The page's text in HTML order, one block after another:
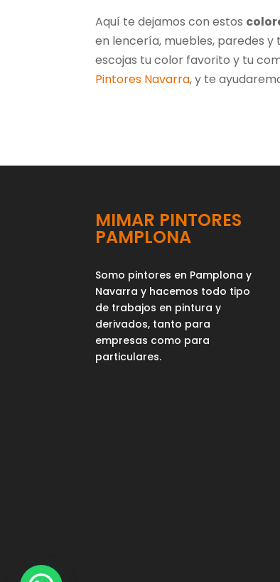
Aquí te dejamos con estos
en lencería, muebles, paredes y
escojas tu color favorito y tu
Pintores Navarra, y te
MIMAR PINTORES
PAMPLONA
Somo pintores en Pamplona y
Navarra y hacemos todo tipo
de trabajos en pintura y
derivados, tanto para
empresas como para
particulares.